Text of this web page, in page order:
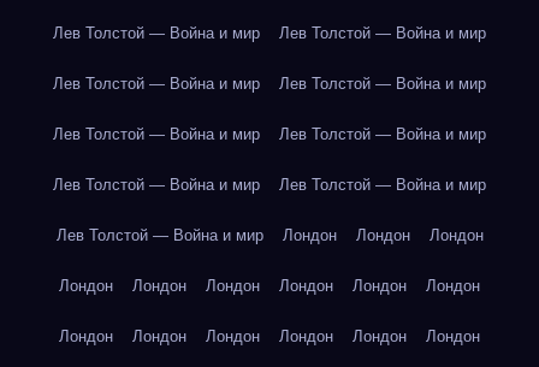
Лев Толстой — Война и мир Лев Толстой — Война и мир
Лев Толстой — Война и мир Лев Толстой — Война и мир
Лев Толстой — Война и мир Лев Толстой — Война и мир
Лев Толстой — Война и мир Лев Толстой — Война и мир
Лев Толстой — Война и мир Лондон Лондон Лондон
Лондон Лондон Лондон Лондон Лондон Лондон
Лондон Лондон Лондон Лондон Лондон Лондон